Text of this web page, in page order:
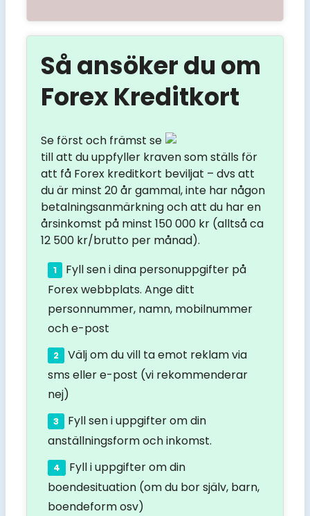
Så ansöker du om
Forex Kreditkort
Se först och främst se
till att du uppfyller kraven som ställs för
att få Forex kreditkort beviljat – dvs att
du är minst 20 år gammal, inte har någon
betalningsanmärkning och att du har en
årsinkomst på minst 150 000 kr (alltså ca
12 500 kr/brutto per månad).
Fyll sen i dina personuppgifter på
Forex webbplats. Ange ditt
personnummer, namn, mobilnummer
och e-post
Välj om du vill ta emot reklam via
sms eller e-post (vi rekommenderar
nej)
Fyll sen i uppgifter om din
anställningsform och inkomst.
Fyll i uppgifter om din
boendesituation (om du bor själv, barn,
boendeform osv)